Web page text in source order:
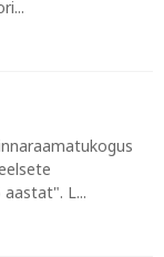
L...